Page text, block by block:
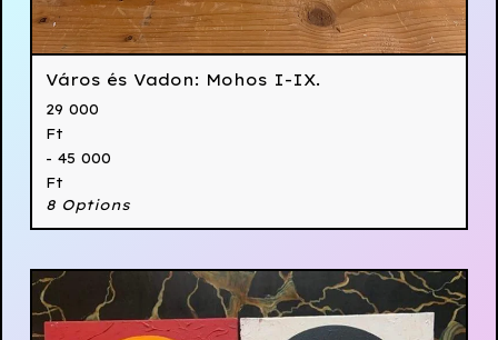
Város és Vadon: Mohos I-IX.
29 000
Ft
- 45 000
Ft
8 Options